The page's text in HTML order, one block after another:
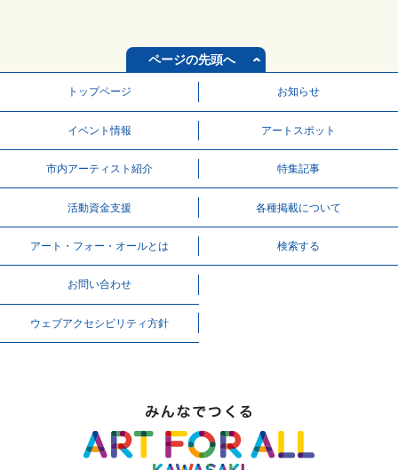
トップページ お知らせ
イベント情報 アートスポット
市内アーティスト紹介 特集記事
活動資⾦⽀援 各種掲載について
アート・フォー・オールとは 検索する
お問い合わせ
ウェブアクセシビリティ方針
ページの先頭へ